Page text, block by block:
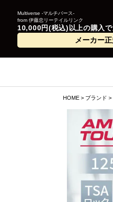
Multiverse -マルチバース-
from 伊藤忠リーテイルリンク
10,000円(税込)以上の購入
メーカー
HOME ブランド